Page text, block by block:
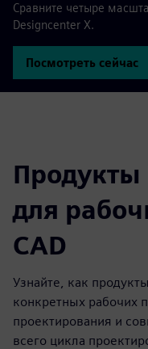
Сравните четыре
Designcenter X.
Посмотреть сейчас
для
CAD
Узнайте, как
конкретных рабочих
проектирования и
всего цикла